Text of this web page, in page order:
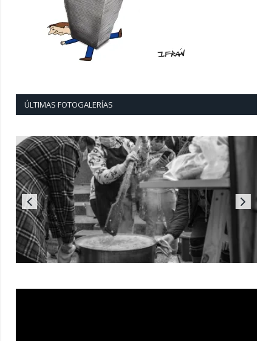
ÚLTIMAS FOTOGALERÍAS